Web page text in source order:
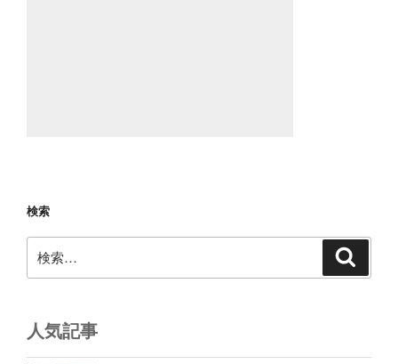
検索
索:
人気記事